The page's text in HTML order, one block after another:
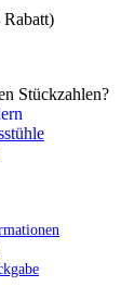
Stückzahlen?